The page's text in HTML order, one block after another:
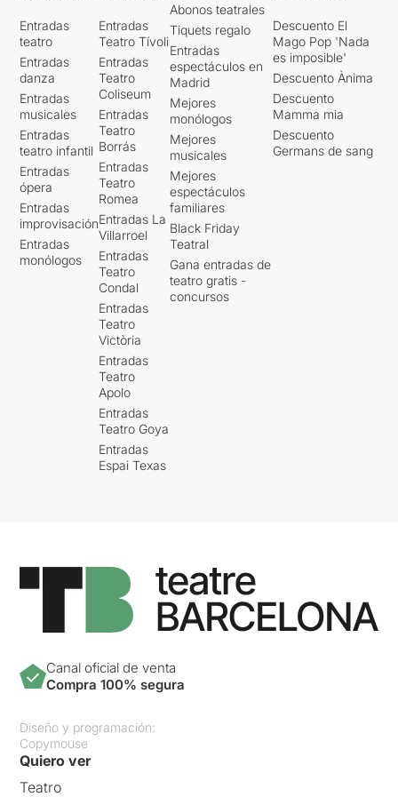
Entradas
teatro
Entradas
danza
Entradas
musicales
Entradas
teatro infantil
Entradas
ópera
Entradas
improvisación
Entradas
monólogos
Entradas
Teatro Tívoli
Entradas
Teatro
Coliseum
Entradas
Teatro
Borrás
Entradas
Teatro
Romea
Entradas La
Villarroel
Entradas
Teatro
Condal
Entradas
Teatro
Victòria
Entradas
Teatro
Apolo
Entradas
Teatro Goya
Entradas
Espai Texas
Abonos teatrales
Tiquets regalo
Entradas
espectáculos en
Madrid
Mejores
monólogos
Mejores
musicales
Mejores
espectáculos
familiares
Black Friday
Teatral
Gana entradas de
teatro gratis -
concursos
Descuento El
Mago Pop 'Nada
es imposible'
Descuento Ànima
Descuento
Mamma mia
Descuento
Germans de sang
Canal oficial de venta
Compra 100% segura
Diseño y programación:
Copymouse
Quiero ver
Teatro